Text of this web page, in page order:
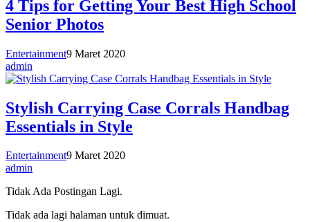
4 Tips for Getting Your Best High School
Senior Photos
Entertainment9 Maret 2020
admin
Stylish Carrying Case Corrals Handbag
Essentials in Style
Entertainment9 Maret 2020
admin
Tidak Ada Postingan Lagi.
Tidak ada lagi halaman untuk dimuat.